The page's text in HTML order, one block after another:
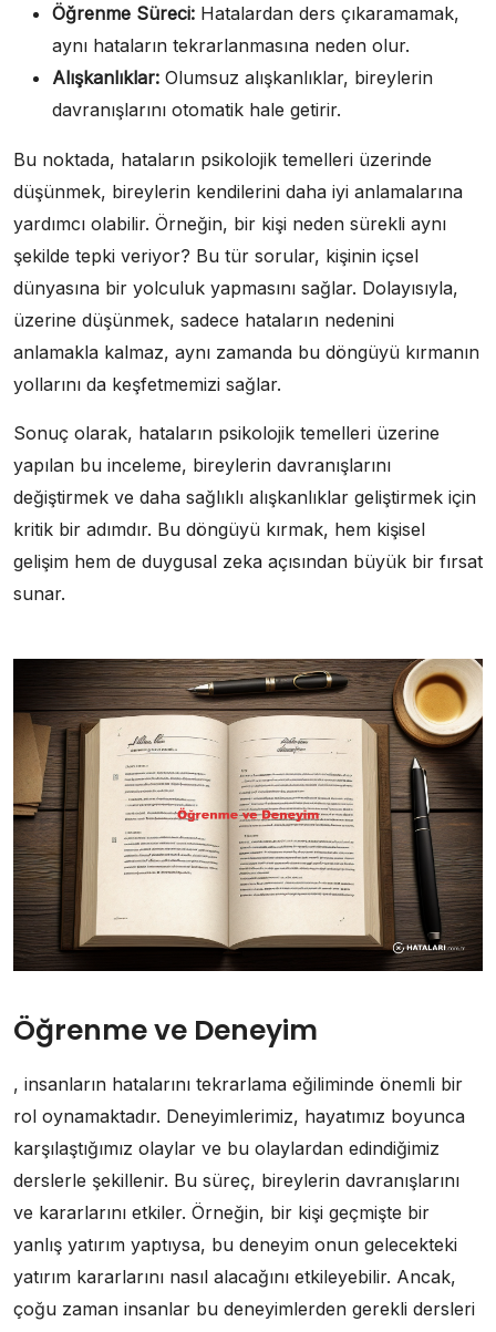
Öğrenme Süreci: Hatalardan ders çıkaramamak,
aynı hataların tekrarlanmasına neden olur.
Alışkanlıklar: Olumsuz alışkanlıklar, bireylerin
davranışlarını otomatik hale getirir.
Bu noktada, hataların psikolojik temelleri üzerinde
düşünmek, bireylerin kendilerini daha iyi anlamalarına
yardımcı olabilir. Örneğin, bir kişi neden sürekli aynı
şekilde tepki veriyor? Bu tür sorular, kişinin içsel
dünyasına bir yolculuk yapmasını sağlar. Dolayısıyla,
üzerine düşünmek, sadece hataların nedenini
anlamakla kalmaz, aynı zamanda bu döngüyü kırmanın
yollarını da keşfetmemizi sağlar.
Sonuç olarak, hataların psikolojik temelleri üzerine
yapılan bu inceleme, bireylerin davranışlarını
değiştirmek ve daha sağlıklı alışkanlıklar geliştirmek için
kritik bir adımdır. Bu döngüyü kırmak, hem kişisel
gelişim hem de duygusal zeka açısından büyük bir fırsat
sunar.
Öğrenme ve Deneyim
, insanların hatalarını tekrarlama eğiliminde önemli bir
rol oynamaktadır. Deneyimlerimiz, hayatımız boyunca
karşılaştığımız olaylar ve bu olaylardan edindiğimiz
derslerle şekillenir. Bu süreç, bireylerin davranışlarını
ve kararlarını etkiler. Örneğin, bir kişi geçmişte bir
yanlış yatırım yaptıysa, bu deneyim onun gelecekteki
yatırım kararlarını nasıl alacağını etkileyebilir. Ancak,
çoğu zaman insanlar bu deneyimlerden gerekli dersleri